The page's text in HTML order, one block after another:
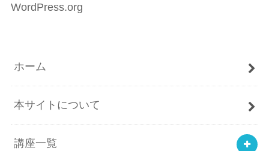
WordPress.org
ホーム
本サイトについて
講座一覧